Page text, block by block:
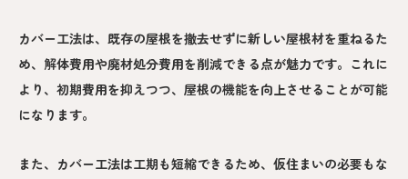
カバー工法は、既存の屋根を撤去せずに新しい屋根材を重ねるた
め、解体費用や廃材処分費用を削減できる点が魅力です。これに
より、初期費用を抑えつつ、屋根の機能を向上させることが可能
になります。
また、カバー工法は工期も短縮できるため、仮住まいの必要もな